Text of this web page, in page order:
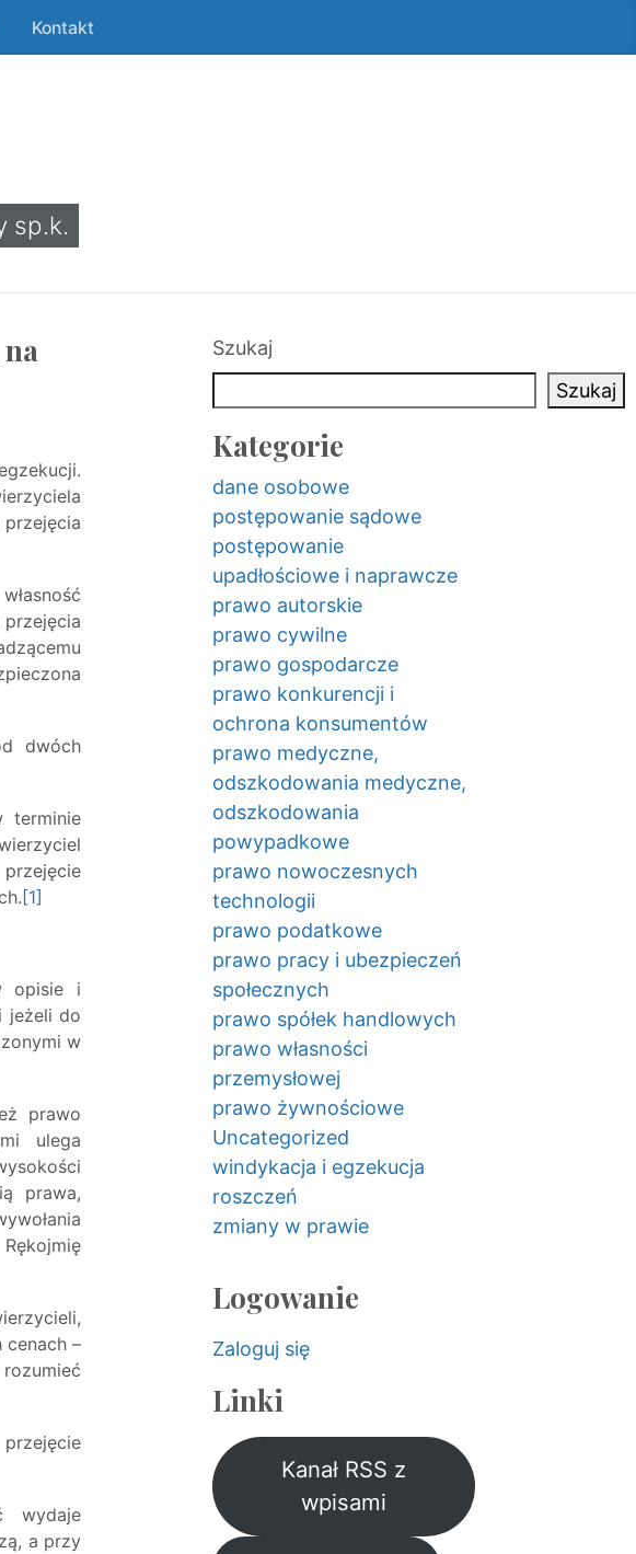
Kontakt
sp.k.
dwóch
terminie
[1]
opisie i
jeżeli do
w
prawo
ulega
prawa,
cenach –
wydaje
a przy
Szukaj
Szukaj
Kategorie
dane osobowe
postępowanie sądowe
postępowanie
upadłościowe i naprawcze
prawo autorskie
prawo cywilne
prawo gospodarcze
prawo konkurencji i
ochrona konsumentów
prawo medyczne,
odszkodowania medyczne,
odszkodowania
powypadkowe
prawo nowoczesnych
technologii
prawo podatkowe
prawo pracy i ubezpieczeń
społecznych
prawo spółek handlowych
prawo własności
przemysłowej
prawo żywnościowe
Uncategorized
windykacja i egzekucja
roszczeń
zmiany w prawie
Logowanie
Zaloguj się
Linki
Kanał RSS z
wpisami